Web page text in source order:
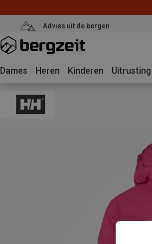
Advies uit de bergen
Dames Heren Kinderen Uitrusting